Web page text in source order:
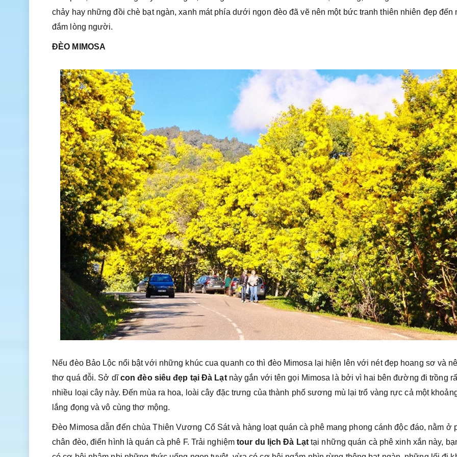
chảy hay những đồi chè bạt ngàn, xanh mát phía dưới ngọn đèo đã vẽ nên một bức tranh thiên nhiên đẹp đến
đắm lòng người.
ĐÈO MIMOSA
Nếu đèo Bảo Lộc nổi bật với những khúc cua quanh co thì đèo Mimosa lại hiện lên với nét đẹp hoang sơ và
thơ quá đỗi. Sở dĩcon đèo siêu đẹp tại Đà Lạtnày gắn với tên gọi Mimosa là bởi vì hai bên đường đi trồng
nhiều loại cây này. Đến mùa ra hoa, loài cây đặc trưng của thành phố sương mù lại trổ vàng rực cả một
lắng đọng và vô cùng thơ mộng.
Đèo Mimosa dẫn đến chùa Thiên Vương Cổ Sát và hàng loạt quán cà phê mang phong cánh độc đáo, nằm ở
chân đèo, điển hình là quán cà phê F. Trải nghiệmtour du lịch Đà Lạttại những quán cà phê xinh xắn này,